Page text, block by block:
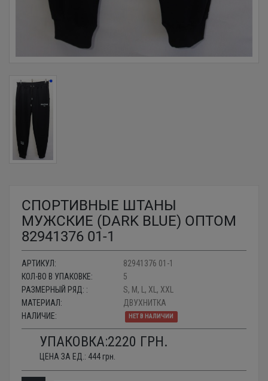
СПОРТИВНЫЕ ШТАНЫ
МУЖСКИЕ (DARK BLUE) ОПТОМ
82941376 01-1
АРТИКУЛ:
82941376 01-1
КОЛ-ВО В УПАКОВКЕ:
5
РАЗМЕРНЫЙ РЯД: :
S, M, L, XL, XXL
МАТЕРИАЛ:
ДВУХНИТКА
НАЛИЧИЕ:
НЕТ В НАЛИЧИИ
УПАКОВКА:2220 ГРН.
ЦЕНА ЗА ЕД.: 444 грн.